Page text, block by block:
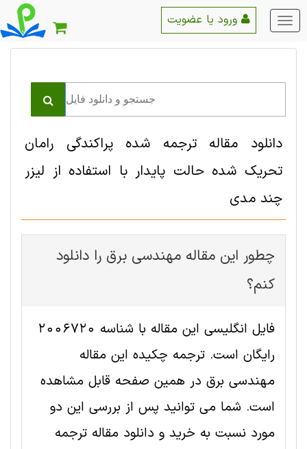
منو
اصلی
دانلود مقاله ترجمه شده پراکندگی رامان
تحریک شده حالت پایدار با استفاده از لیزر
چند مدی
چطور این مقاله مهندسی برق را دانلود
کنم؟
فایل انگلیسی این مقاله با شناسه 2006720
رایگان است. ترجمه چکیده این مقاله
مهندسی برق در همین صفحه قابل مشاهده
است. شما می توانید پس از بررسی این دو
مورد نسبت به خرید و دانلود مقاله ترجمه